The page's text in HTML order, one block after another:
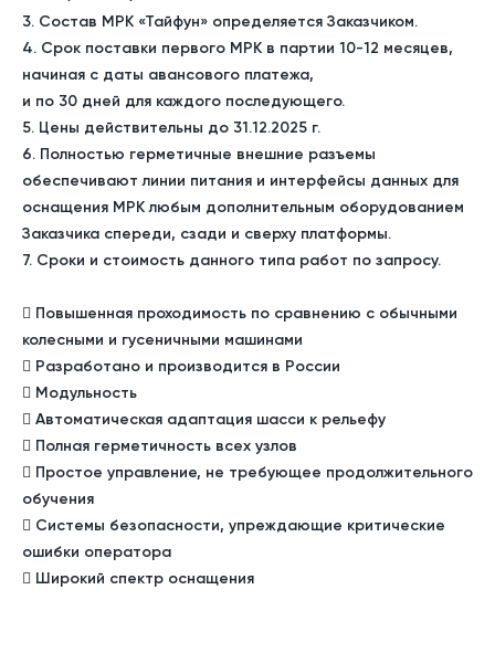
3. Состав МРК «Тайфун» определяется Заказчиком.
4. Срок поставки первого МРК в партии 10-12 месяцев,
начиная с даты авансового платежа,
и по 30 дней для каждого последующего.
5. Цены действительны до 31.12.2025 г.
6. Полностью герметичные внешние разъемы
обеспечивают линии питания и интерфейсы данных для
оснащения МРК любым дополнительным оборудованием
Заказчика спереди, сзади и сверху платформы.
7. Сроки и стоимость данного типа работ по запросу.
 Повышенная проходимость по сравнению с обычными
колесными и гусеничными машинами
 Разработано и производится в России
 Модульность
 Автоматическая адаптация шасси к рельефу
 Полная герметичность всех узлов
 Простое управление, не требующее продолжительного
обучения
 Системы безопасности, упреждающие критические
ошибки оператора
 Широкий спектр оснащения